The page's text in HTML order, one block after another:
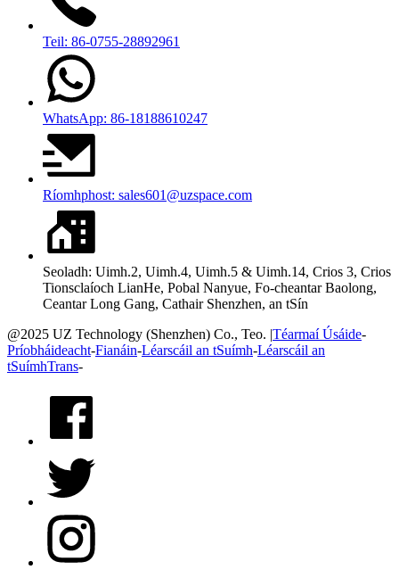
Teil: 86-0755-28892961
WhatsApp: 86-18188610247
Ríomhphost: sales601@uzspace.com
Seoladh: Uimh.2, Uimh.4, Uimh.5 & Uimh.14, Crios 3, Crios
Tionsclaíoch LianHe, Pobal Nanyue, Fo-cheantar Baolong,
Ceantar Long Gang, Cathair Shenzhen, an tSín
@2025 UZ Technology (Shenzhen) Co., Teo. |Téarmaí Úsáide-
Príobháideacht-Fianáin-Léarscáil an tSuímh-Léarscáil an
tSuímhTrans-